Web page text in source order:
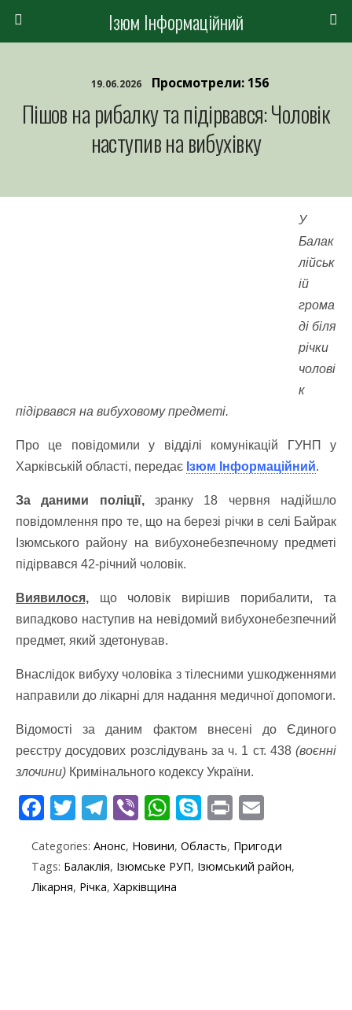
Ізюм Інформаційний
19.06.2026 Просмотрели: 156
Пішов на рибалку та підірвався: Чоловік
наступив на вибухівку
У
Балак
лійськ
ій
грома
ді біля
річки
чолові
к
підірвався на вибуховому предметі.
Про це повідомили у відділі комунікацій ГУНП у
Харківській області, передає Ізюм Інформаційний.
За даними поліції,зранку 18 червня надійшло
повідомлення про те, що на березі річки в селі Байрак
Ізюмського району на вибухонебезпечному предметі
підірвався 42-річний чоловік.
Виявилося, що чоловік вирішив порибалити, та
випадково наступив на невідомий вибухонебезпечний
предмет, який здетонував.
Внаслідок вибуху чоловіка з тілесними ушкодженнями
направили до лікарні для надання медичної допомоги.
Відомості за даним фактом внесені до Єдиного
реєстру досудових розслідувань за ч. 1 ст. 438 (воєнні
злочини) Кримінального кодексу України.
F
e
b
T
itt
er
T
e
gr
Vi
er
W
at
s
S
y
Pr
t ai
Categories: Анонс, Новини, Область, Пригоди
Tags: Балаклія, Ізюмське РУП, Ізюмський район,
Лікарня, Річка, Харківщина